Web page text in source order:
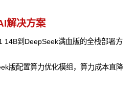
解决方案
14B到DeepSeek满血版的全栈部署方
版配置算力优化模组，算力成本直降